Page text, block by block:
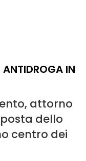
ANTIDROGA IN
attorno
dello
centro dei